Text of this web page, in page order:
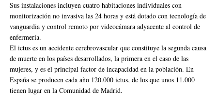
Sus instalaciones incluyen cuatro habitaciones individuales con
monitorización no invasiva las 24 horas y está dotado con tecnología de
vanguardia y control remoto por videocámara adyacente al control de
enfermería.
El ictus es un accidente cerebrovascular que constituye la segunda causa
de muerte en los países desarrollados, la primera en el caso de las
mujeres, y es el principal factor de incapacidad en la población. En
España se producen cada año 120.000 ictus, de los que unos 11.000
tienen lugar en la Comunidad de Madrid.